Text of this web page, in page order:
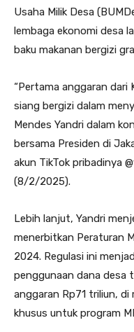
Usaha Milik Desa
lembaga ekonomi desa
baku makanan bergizi
“Pertama anggaran dari
siang bergizi dalam
Mendes Yandri dalam
bersama Presiden di
akun TikTok pribadinya
(8/2/2025).
Lebih lanjut, Yandri
menerbitkan Peraturan
2024. Regulasi ini
penggunaan dana
anggaran Rp71 triliun, di
khusus untuk program